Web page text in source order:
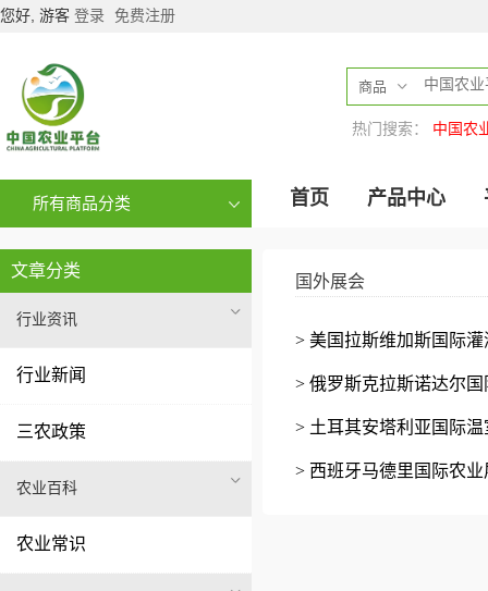
您好, 游客 登录 免费注册
商品
热门搜索： 中国农
所有商品分类 首页 产品中心
文章分类
行业资讯
行业新闻
三农政策
农业百科
农业常识
国外展会
> 美国拉斯维加斯国际
> 俄罗斯克拉斯诺达尔
> 土耳其安塔利亚国际
> 西班牙马德里国际农业